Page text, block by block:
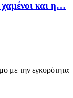
χαμένοι και η…
με την εγκυρότητα